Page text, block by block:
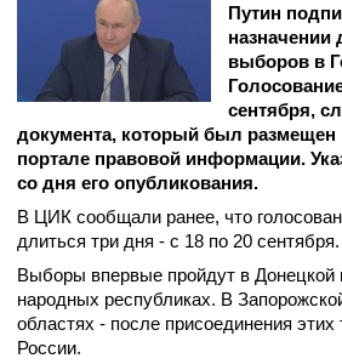
Путин
назначении
выборов в
сентября,
документа, который был
портале правовой информации.
со дня его опубликования.
В ЦИК сообщали ранее, что
длиться три дня - с 18 по 20 сентября.
Выборы впервые пройдут в Донецкой
народных республиках. В
областях - после присоединения этих
России.